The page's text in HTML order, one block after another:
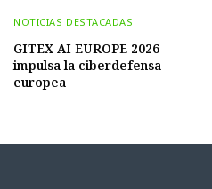
NOTICIAS DESTACADAS
GITEX AI EUROPE 2026
impulsa la ciberdefensa
europea